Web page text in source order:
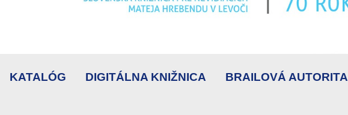
KATALÓG DIGITÁLNA KNIŽNICA BRAILOVÁ AUTORITA